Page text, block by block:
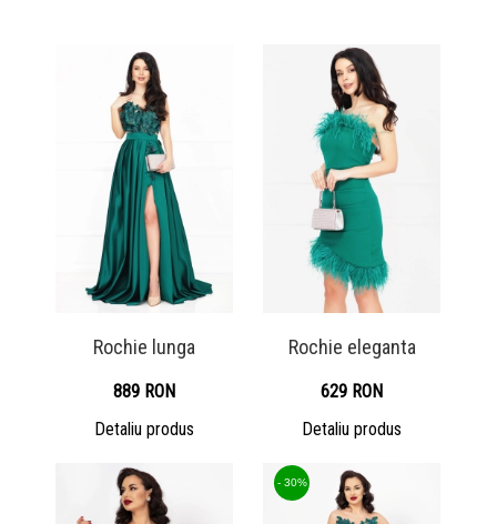
Rochie lunga
889 RON
Detaliu produs
Rochie eleganta
629 RON
Detaliu produs
- 30%